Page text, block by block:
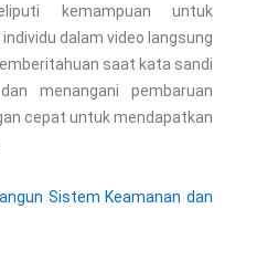
kemampuan untuk
dalam video langsung
saat kata sandi
menangani pembaruan
cepat untuk mendapatkan
Sistem Keamanan dan